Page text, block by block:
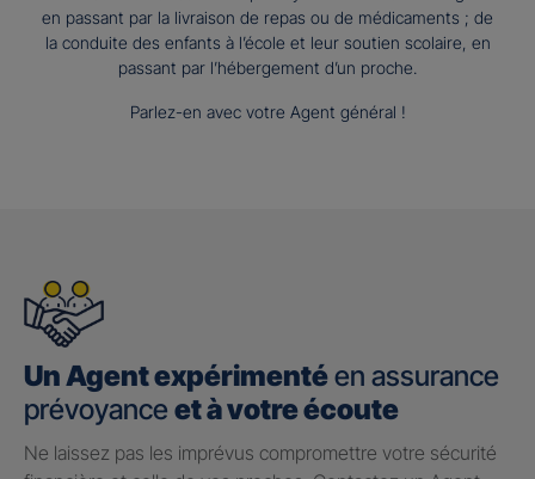
en passant par la livraison de repas ou de médicaments ; de
la conduite des enfants à l’école et leur soutien scolaire, en
passant par l’hébergement d’un proche.
Parlez-en avec votre Agent général !
Un Agent expérimentéen assurance
prévoyance et à votre écoute
Ne laissez pas les imprévus compromettre votre sécurité